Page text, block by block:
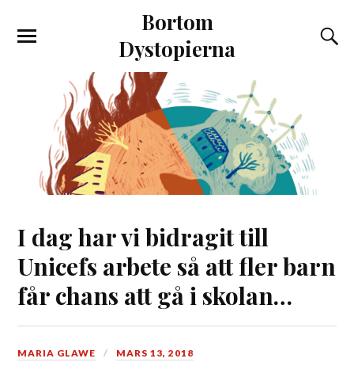
Bortom
Dystopierna
I dag har vi bidragit till
Unicefs arbete så att fler barn
får chans att gå i skolan…
MARIA GLAWE MARS 13, 2018